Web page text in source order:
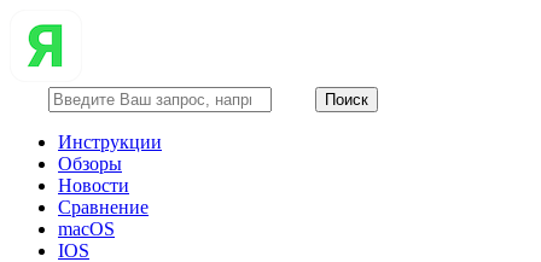
Инструкции
Обзоры
Новости
Сравнение
macOS
IOS